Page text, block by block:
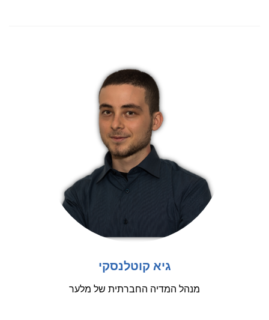
גיא קוטלנסקי
מנהל המדיה החברתית של מלער